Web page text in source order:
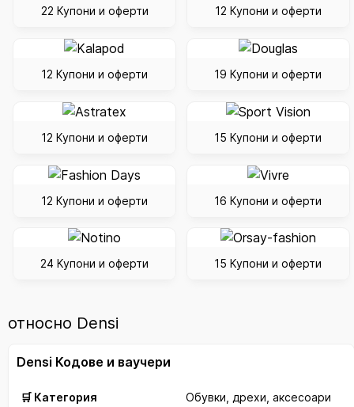
22 Купони и оферти 12 Купони и оферти
12 Купони и оферти 19 Купони и оферти
12 Купони и оферти 15 Купони и оферти
12 Купони и оферти 16 Купони и оферти
24 Купони и оферти 15 Купони и оферти
относно Densi
Densi Кодове и ваучери
🛒 Категория Обувки, дрехи, аксесоари